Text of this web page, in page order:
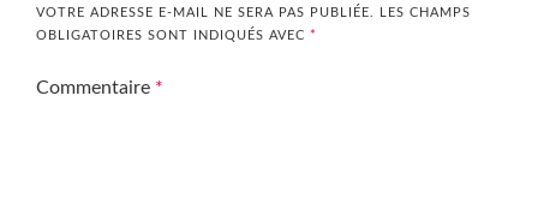
VOTRE ADRESSE E-MAIL NE SERA PAS PUBLIÉE.
LES CHAMPS
OBLIGATOIRES SONT INDIQUÉS AVEC *
Commentaire *